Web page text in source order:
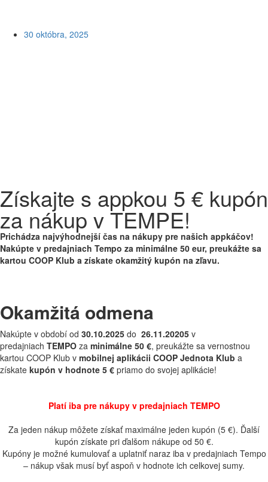
30 októbra, 2025
Získajte s appkou 5 € kupón
za nákup v TEMPE!
Prichádza najvýhodnejší čas na nákupy pre našich appkáčov!
Nakúpte v predajniach Tempo za minimálne 50 eur, preukážte sa
kartou COOP Klub a získate okamžitý kupón na zľavu.
Okamžitá odmena
Nakúpte v období od 30.10.2025 do 26.11.20205 v
predajniach TEMPO za minimálne 50 €, preukážte sa vernostnou
kartou COOP Klub v mobilnej aplikácii COOP Jednota Klub a
získate kupón v hodnote 5 € priamo do svojej aplikácie!
Platí iba pre nákupy v predajniach TEMPO
Za jeden nákup môžete získať maximálne jeden kupón (5 €). Ďalší
kupón získate pri ďalšom nákupe od 50 €.
Kupóny je možné kumulovať a uplatniť naraz iba v predajniach Tempo
– nákup však musí byť aspoň v hodnote ich celkovej sumy.